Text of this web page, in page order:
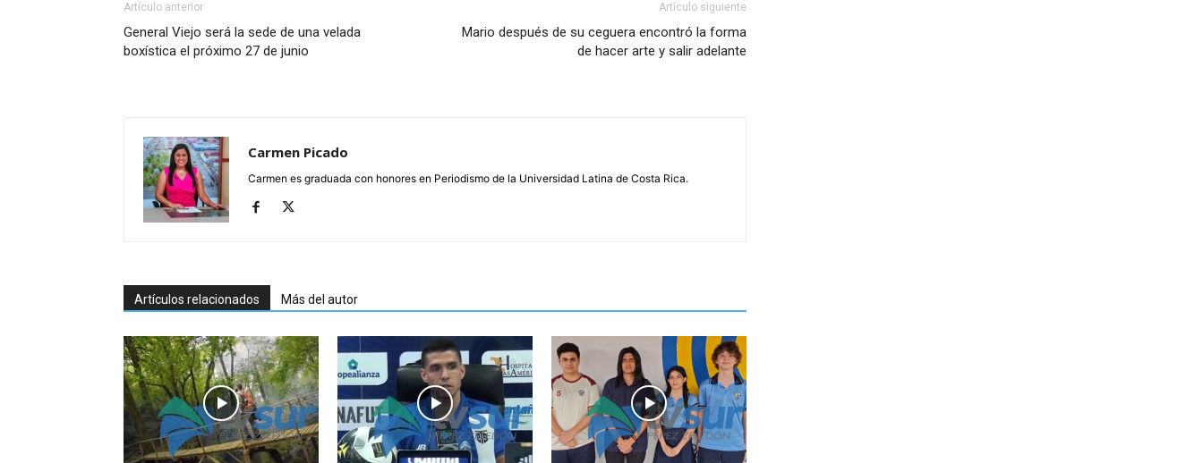
Artículo anterior
General Viejo será la sede de una velada
boxística el próximo 27 de junio
Artículo siguiente
Mario después de su ceguera encontró la forma
de hacer arte y salir adelante
Carmen Picado
Carmen es graduada con honores en Periodismo de la Universidad Latina de Costa Rica.
Artículos relacionados Más del autor